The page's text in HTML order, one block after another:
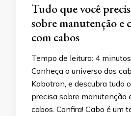
Tudo que você
sobre manutenção e
com cabos
Tempo de leitura: 4 minutos
Conheça o universo dos
Kabotron, e descubra tudo
precisa sobre manutenção
cabos. Confira! Cabo é um